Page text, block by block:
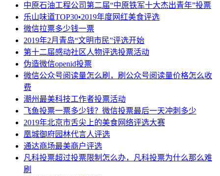
中原石油工程公司第二届“中原铁军十大杰出青年”投票
乐山味道TOP30•2019年度网红美食评选
微信拉票多少钱一票
2019年2月青岛“文明市民”评选开始
第十二届感动社区人物评选投票活动
伪造微信openid投票
微信公众号阅读量怎么刷，刷公众号阅读量价格怎么收
费
潮州最美科技工作者投票活动
飞鱼投票一票多少钱？微信投票最后一天冲刺多少
2019年北京市舌尖上的美食网络评选大赛
凰城御府园林代言人评选
通达商场最美商户评选
凡科投票超过投票限制怎么办，凡科投票为什么那么难
刷